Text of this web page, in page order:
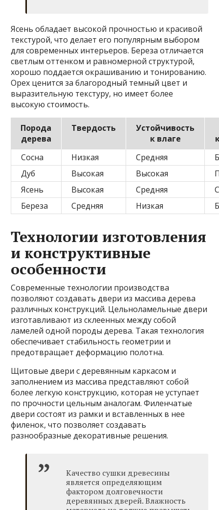
Ясень обладает высокой прочностью и красивой
текстурой, что делает его популярным выбором
для современных интерьеров. Береза отличается
светлым оттенком и равномерной структурой,
хорошо поддается окрашиванию и тонированию.
Орех ценится за благородный темный цвет и
выразительную текстуру, но имеет более
высокую стоимость.
Порода
дерева
Твердость
Устойчивость
к влаге
Сосна
Низкая Средняя
Дуб
Высокая Высокая
Ясень
Высокая Средняя
Береза
Средняя Низкая
Технологии изготовления
и конструктивные
особенности
Современные технологии производства
позволяют создавать двери из массива дерева
различных конструкций. Цельноламельные двери
изготавливают из склеенных между собой
ламелей одной породы дерева. Такая технология
обеспечивает стабильность геометрии и
предотвращает деформацию полотна.
Щитовые двери с деревянным каркасом и
заполнением из массива представляют собой
более легкую конструкцию, которая не уступает
по прочности цельным аналогам. Филенчатые
двери состоят из рамки и вставленных в нее
филенок, что позволяет создавать
разнообразные декоративные решения.
Качество сушки древесины
является определяющим
фактором долговечности
деревянных дверей. Влажность